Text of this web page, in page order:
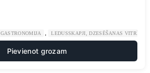
GASTRONOMIJA LEDUSSKAPJI, DZESĒŠANAS VITRĪNAS
Pievienot grozam